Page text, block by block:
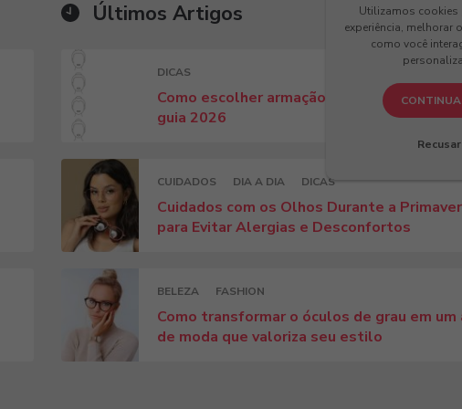
Últimos Artigos
DICAS
Como escolher armação para o seu
guia 2026
CUIDADOS DIA A DIA DICAS
Cuidados com os Olhos Durante a
para Evitar Alergias e Desconfortos
BELEZA FASHION
Como transformar o óculos de grau em um
de moda que valoriza seu estilo
Utilizamos cookies
experiência, melhorar
como você